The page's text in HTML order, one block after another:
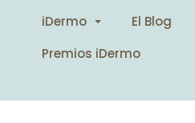
iDermo El Blog
Premios iDermo